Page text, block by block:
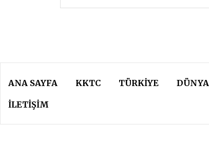
ANA SAYFA KKTC TÜRKIYE DÜNYA
İLETİŞİM